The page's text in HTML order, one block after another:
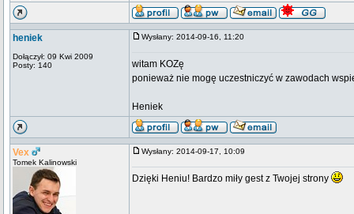
heniek
Dołączył: 09 Kwi 2009
Posty: 140
Wysłany: 2014-09-16, 11:20
witam KOZę
ponieważ nie mogę uczestniczyć w zawodach
Heniek
Vex
Tomek Kalinowski
Wysłany: 2014-09-17, 10:09
Dzięki Heniu! Bardzo miły gest z Twojej strony